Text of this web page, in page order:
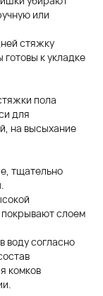
или
стяжку
к укладке
пола
для
на высыхание
тщательно
слоем
воду согласно
комков